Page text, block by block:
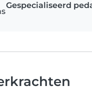
Gespecialiseerd